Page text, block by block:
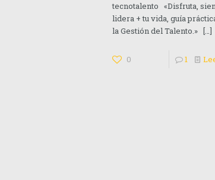
tecnotalento «Disfruta,
lidera + tu vida, guía
la Gestión del Talento.»
[…]
0 1